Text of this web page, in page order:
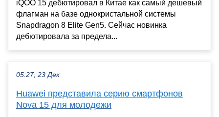
iQOO 15 дебютировал в Китае как самый дешевый
флагман на базе однокристальной системы
Snapdragon 8 Elite Gen5. Сейчас новинка
дебютировала за предела...
05:27, 23 Дек
Huawei представила серию смартфонов
Nova 15 для молодежи